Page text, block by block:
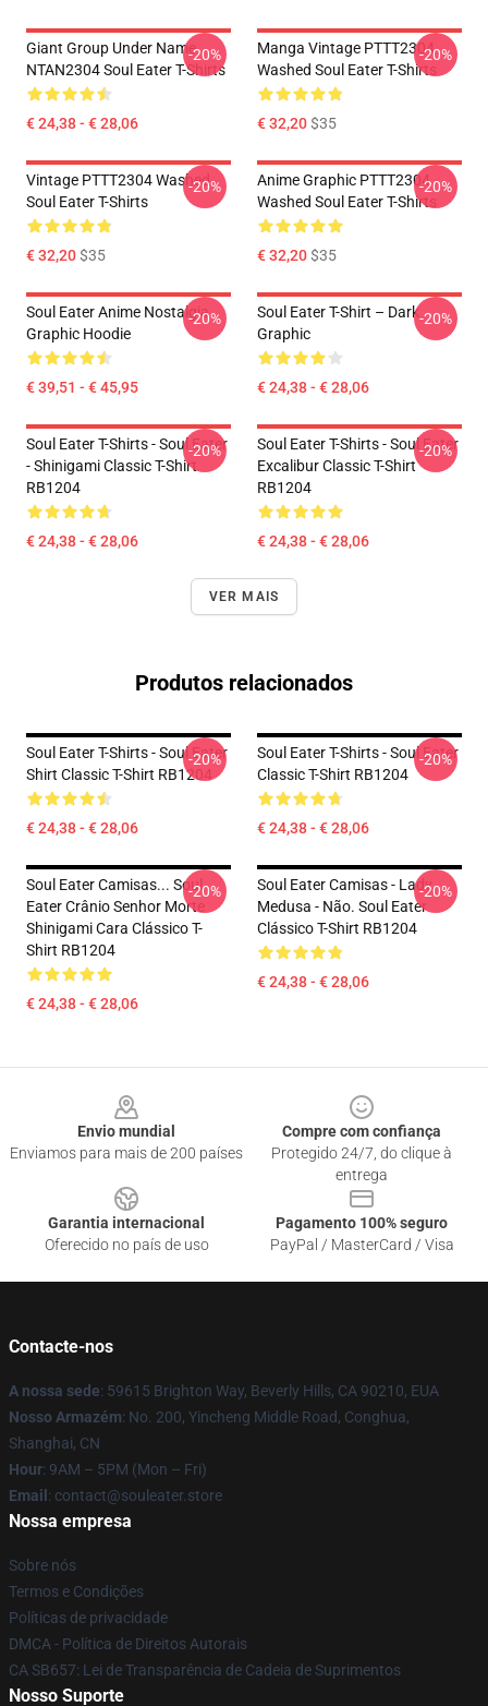
Giant Group Under Name
NTAN2304 Soul Eater T-Shirts
€ 24,38 - € 28,06
-20%
Manga Vintage PTTT2304
Washed Soul Eater T-Shirts
€ 32,20$35
-20%
Vintage PTTT2304 Washed
Soul Eater T-Shirts
€ 32,20$35
-20%
Anime Graphic PTTT2304
Washed Soul Eater T-Shirts
€ 32,20$35
-20%
Soul Eater Anime Nostalgia
Graphic Hoodie
€ 39,51 - € 45,95
-20%
Soul Eater T-Shirt – Dark
Graphic
€ 24,38 - € 28,06
-20%
Soul Eater T-Shirts - Soul Eater
- Shinigami Classic T-Shirt
RB1204
€ 24,38 - € 28,06
-20%
Soul Eater T-Shirts - Soul Eater
Excalibur Classic T-Shirt
RB1204
€ 24,38 - € 28,06
-20%
VER MAIS
Produtos relacionados
Soul Eater T-Shirts - Soul Eater
Shirt Classic T-Shirt RB1204
€ 24,38 - € 28,06
-20%
Soul Eater T-Shirts - Soul Eater
Classic T-Shirt RB1204
€ 24,38 - € 28,06
-20%
Soul Eater Camisas... Soul
Eater Crânio Senhor Morte
Shinigami Cara Clássico T-
Shirt RB1204
€ 24,38 - € 28,06
-20%
Soul Eater Camisas - Lady
Medusa - Não. Soul Eater
Clássico T-Shirt RB1204
€ 24,38 - € 28,06
-20%
Envio mundial
Enviamos para mais de 200 países
Compre com confiança
Protegido 24/7, do clique à
entrega
Garantia internacional
Oferecido no país de uso
Pagamento 100% seguro
PayPal / MasterCard / Visa
Contacte-nos
A nossa sede: 59615 Brighton Way, Beverly Hills, CA 90210, EUA
Nosso Armazém: No. 200, Yincheng Middle Road, Conghua,
Shanghai, CN
Hour: 9AM – 5PM (Mon – Fri)
Email : contact@souleater.store
Nossa empresa
Sobre nós
Termos e Condições
Políticas de privacidade
DMCA - Política de Direitos Autorais
CA SB657: Lei de Transparência de Cadeia de Suprimentos
Nosso Suporte